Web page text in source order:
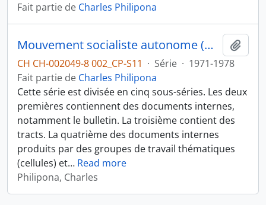
Fait partie de Charles Philipona
Mouvement socialiste autonome (MSA). Organisation de lutte pour le communisme (OLC)
CH CH-002049-8 002_CP-S11 · Série · 1971-1978
Fait partie de Charles Philipona
Cette série est divisée en cinq sous-séries. Les deux
premières contiennent des documents internes,
notamment le bulletin. La troisième contient des
tracts. La quatrième des documents internes
produits par des groupes de travail thématiques
(cellules) et… Read more
Philipona, Charles